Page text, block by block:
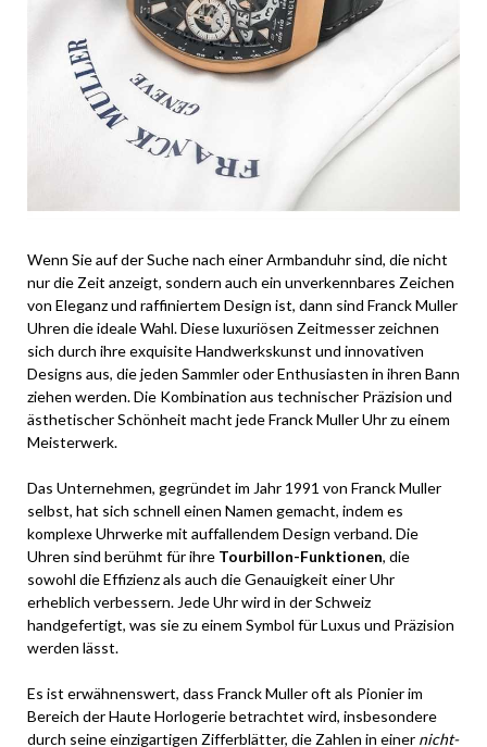
Wenn Sie auf der Suche nach einer Armbanduhr sind, die nicht
nur die Zeit anzeigt, sondern auch ein unverkennbares Zeichen
von Eleganz und raffiniertem Design ist, dann sind Franck Muller
Uhren die ideale Wahl. Diese luxuriösen Zeitmesser zeichnen
sich durch ihre exquisite Handwerkskunst und innovativen
Designs aus, die jeden Sammler oder Enthusiasten in ihren Bann
ziehen werden. Die Kombination aus technischer Präzision und
ästhetischer Schönheit macht jede Franck Muller Uhr zu einem
Meisterwerk.
Das Unternehmen, gegründet im Jahr 1991 von Franck Muller
selbst, hat sich schnell einen Namen gemacht, indem es
komplexe Uhrwerke mit auffallendem Design verband. Die
Uhren sind berühmt für ihre Tourbillon-Funktionen, die
sowohl die Effizienz als auch die Genauigkeit einer Uhr
erheblich verbessern. Jede Uhr wird in der Schweiz
handgefertigt, was sie zu einem Symbol für Luxus und Präzision
werden lässt.
Es ist erwähnenswert, dass Franck Muller oft als Pionier im
Bereich der Haute Horlogerie betrachtet wird, insbesondere
durch seine einzigartigen Zifferblätter, die Zahlen in einer nicht-